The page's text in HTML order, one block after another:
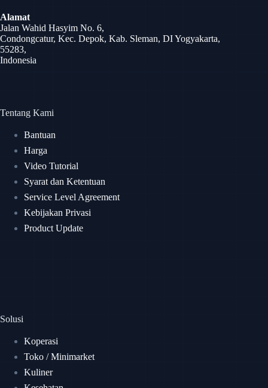
Alamat
Jalan Wahid Hasyim No. 6,
Condongcatur, Kec. Depok, Kab. Sleman, DI Yogyakarta,
55283,
Indonesia
Tentang Kami
Bantuan
Harga
Video Tutorial
Syarat dan Ketentuan
Service Level Agreement
Kebijakan Privasi
Product Update
Solusi
Koperasi
Toko / Minimarket
Kuliner